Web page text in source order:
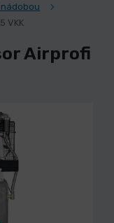
VKK
Airprofi